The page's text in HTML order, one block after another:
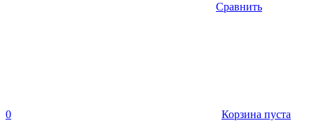
Сравнить
0 Корзина пуста